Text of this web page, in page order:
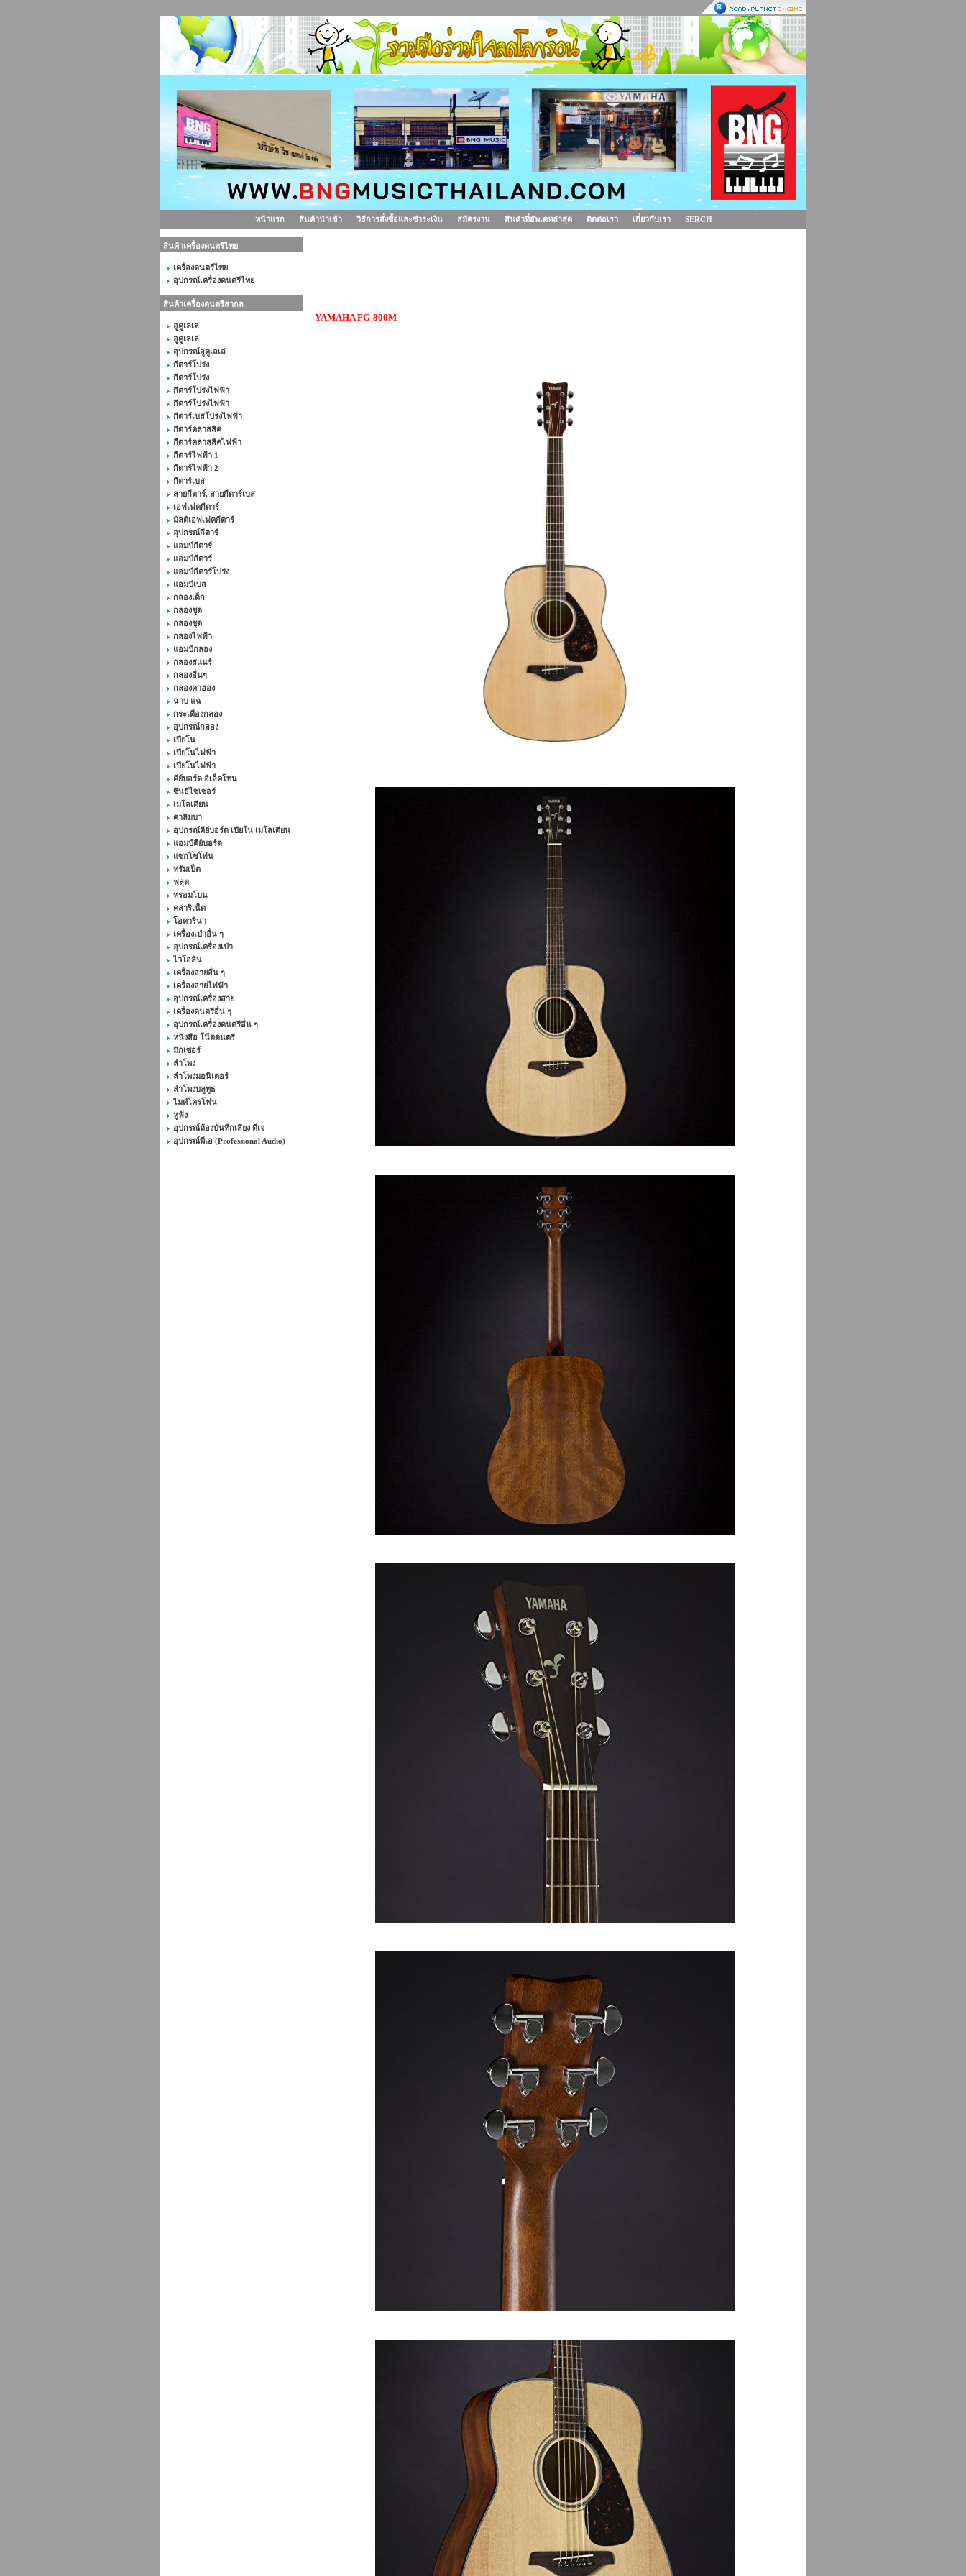
หน้าแรก สินค้านำเข้า วิธีการสั่งซื้อและชำระเงิน สมัครงาน สินค้าที่อัพเดทล่าสุด ติดต่อเรา เกี่ยวกับเรา SERCH
สินค้าเครื่องดนตรีไทย
เครื่องดนตรีไทย
อุปกรณ์เครื่องดนตรีไทย
สินค้าเครื่องดนตรีสากล
อูคูเลเล่
อูคูเลเล่
อุปกรณ์อูคูเลเล่
กีตาร์โปร่ง
กีตาร์โปร่ง
กีตาร์โปร่งไฟฟ้า
กีตาร์โปร่งไฟฟ้า
กีตาร์เบสโปร่งไฟฟ้า
กีตาร์คลาสสิค
กีตาร์คลาสสิคไฟฟ้า
กีตาร์ไฟฟ้า 1
กีตาร์ไฟฟ้า 2
กีตาร์เบส
สายกีตาร์, สายกีตาร์เบส
เอฟเฟคกีตาร์
มัลติเอฟเฟคกีตาร์
อุปกรณ์กีตาร์
แอมป์กีตาร์
แอมป์กีตาร์
แอมป์กีตาร์โปร่ง
แอมป์เบส
กลองเด็ก
กลองชุด
กลองชุด
กลองไฟฟ้า
แอมป์กลอง
กลองสแนร์
กลองอื่นๆ
กลองคาฮอง
ฉาบ แฉ
กระเดื่องกลอง
อุปกรณ์กลอง
เปียโน
เปียโนไฟฟ้า
เปียโนไฟฟ้า
คีย์บอร์ด อิเล็คโทน
ซินธิไซเซอร์
เมโลเดียน
คาลิมบา
อุปกรณ์คีย์บอร์ด เปียโน เมโลเดียน
แอมป์คีย์บอร์ด
แซกโซโฟน
ทรัมเป็ต
ฟลุต
ทรอมโบน
คลาริเน็ต
โอคารินา
เครื่องเป่าอื่น ๆ
อุปกรณ์เครื่องเป่า
ไวโอลิน
เครื่องสายอื่น ๆ
เครื่องสายไฟฟ้า
อุปกรณ์เครื่องสาย
เครื่องดนตรีอื่น ๆ
อุปกรณ์เครื่องดนตรีอื่น ๆ
หนังสือ โน๊ตดนตรี
มิกเซอร์
ลำโพง
ลำโพงมอนิเตอร์
ลำโพงบลูทูธ
ไมค๋โครโฟน
หูฟัง
อุปกรณ์ห้องบันทึกเสียง ดีเจ
อุปกรณ์พีเอ (Professional Audio)
YAMAHA FG-800M